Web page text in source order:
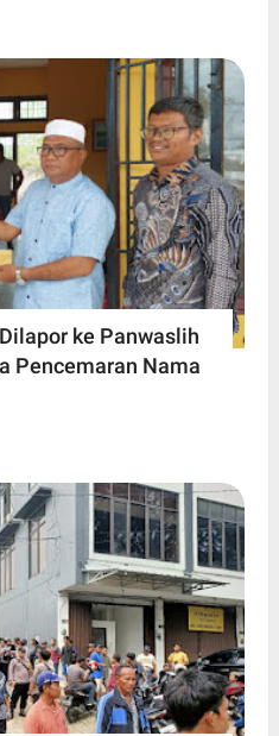
ke Panwaslih
Pencemaran Nama